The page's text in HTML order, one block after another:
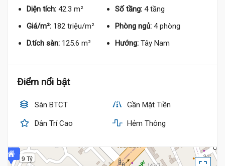
Diện tích: 42.3 m² Số tầng: 4 tầng
Giá/m²: 182 triệu/m² Phòng ngủ: 4 phòng
D.tích sàn: 125.6 m² Hướng: Tây Nam
Điểm nổi bật
Sàn BTCT Gần Mặt Tiền
Dân Trí Cao Hẻm Thông
9 Tỷ